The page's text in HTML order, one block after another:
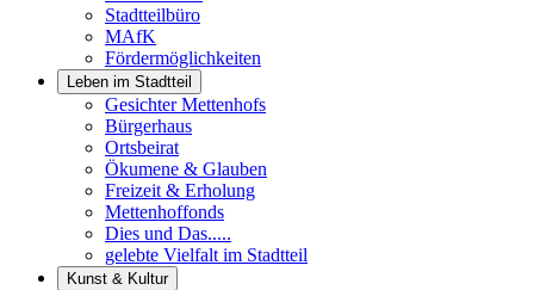
Stadtteilbüro
MAfK
Fördermöglichkeiten
Leben im Stadtteil
Gesichter Mettenhofs
Bürgerhaus
Ortsbeirat
Ökumene & Glauben
Freizeit & Erholung
Mettenhoffonds
Dies und Das.....
gelebte Vielfalt im Stadtteil
Kunst & Kultur